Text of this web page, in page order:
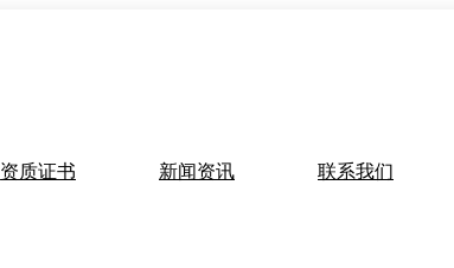
资质证书 新闻资讯 联系我们